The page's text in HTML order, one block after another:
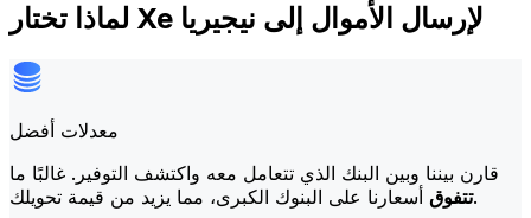
لماذا تختار Xe لإرسال الأموال إلى نيجيريا
معدلات أفضل
قارن بيننا وبين البنك الذي تتعامل معه واكتشف التوفير. غالبًا ما
تتفوقأسعارنا على البنوك الكبرى، مما يزيد من قيمة تحويلك.